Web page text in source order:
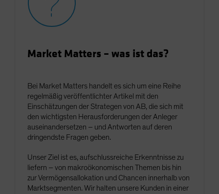
Market Matters – was ist das?
Bei Market Matters handelt es sich um eine Reihe
regelmäßig veröffentlichter Artikel mit den
Einschätzungen der Strategen von AB, die sich mit
den wichtigsten Herausforderungen der Anleger
auseinandersetzen – und Antworten auf deren
dringendste Fragen geben.
Unser Ziel ist es, aufschlussreiche Erkenntnisse zu
liefern – von makroökonomischen Themen bis hin
zur Vermögensallokation und Chancen innerhalb von
Marktsegmenten. Wir halten unsere Kunden in einer